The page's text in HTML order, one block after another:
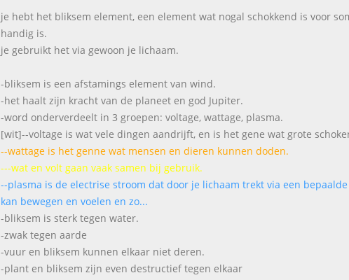
je hebt het bliksem element, een element wat nogal schokkend is voor
handig is.
je gebruikt het via gewoon je lichaam.
-bliksem is een afstamings element van wind.
-het haalt zijn kracht van de planeet en god Jupiter.
-word onderverdeelt in 3 groepen: voltage, wattage, plasma.
[wit]--voltage is wat vele dingen aandrijft, en is het gene wat grote
--wattage is het genne wat mensen en dieren kunnen doden.
---wat en volt gaan vaak samen bij gebruik.
--plasma is de electrise stroom dat door je lichaam trekt via een
kan bewegen en voelen en zo...
-bliksem is sterk tegen water.
-zwak tegen aarde
-vuur en bliksem kunnen elkaar niet deren.
-plant en bliksem zijn even destructief tegen elkaar